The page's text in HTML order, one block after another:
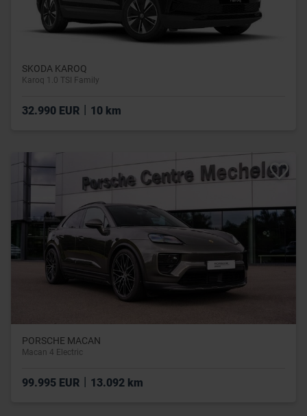
SKODA KAROQ
Karoq 1.0 TSI Family
32.990 EUR | 10 km
PORSCHE MACAN
Macan 4 Electric
99.995 EUR 13.092 km